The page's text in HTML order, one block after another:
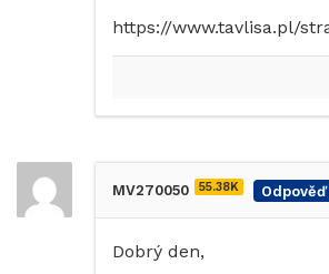
https://www.tavlisa.pl/
MV270050 55.38K
Dobrý den,